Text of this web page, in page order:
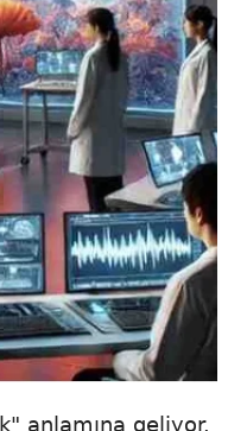
anlamına geliyor.